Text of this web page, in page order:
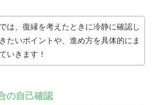
は、復縁を考えたときに冷静に確認し
たいポイントや、進め方を具体的にま
いきます！
の自己確認